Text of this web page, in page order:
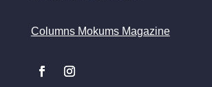
Columns Mokums Magazine